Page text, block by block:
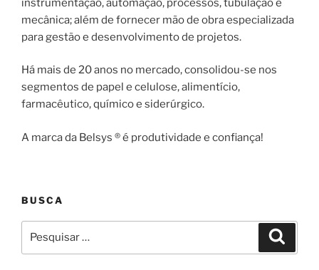
instrumentação, automação, processos, tubulação e
mecânica; além de fornecer mão de obra especializada
para gestão e desenvolvimento de projetos.
Há mais de 20 anos no mercado, consolidou-se nos
segmentos de papel e celulose, alimentício,
farmacêutico, químico e siderúrgico.
A marca da Belsys ® é produtividade e confiança!
BUSCA
por: